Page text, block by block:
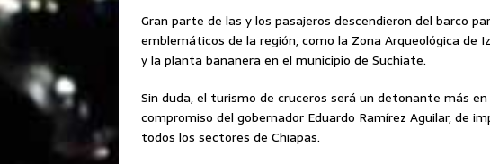
Gran parte de las y los pasajeros descendieron del barco
emblemáticos de la región, como la Zona Arqueológica de
y la planta bananera en el municipio de Suchiate.
Sin duda, el turismo de cruceros será un detonante más
compromiso del gobernador Eduardo Ramírez Aguilar, de
todos los sectores de Chiapas.